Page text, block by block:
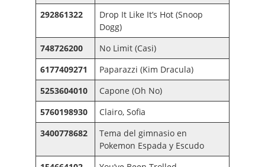
292861322
Drop It Like It’s Hot (Snoop
Dogg)
748726200
No Limit (Casi)
6177409271
Paparazzi (Kim Dracula)
5253604010
Capone (Oh No)
5760198930
Clairo, Sofia
3400778682
Tema del gimnasio en
Pokemon Espada y Escudo